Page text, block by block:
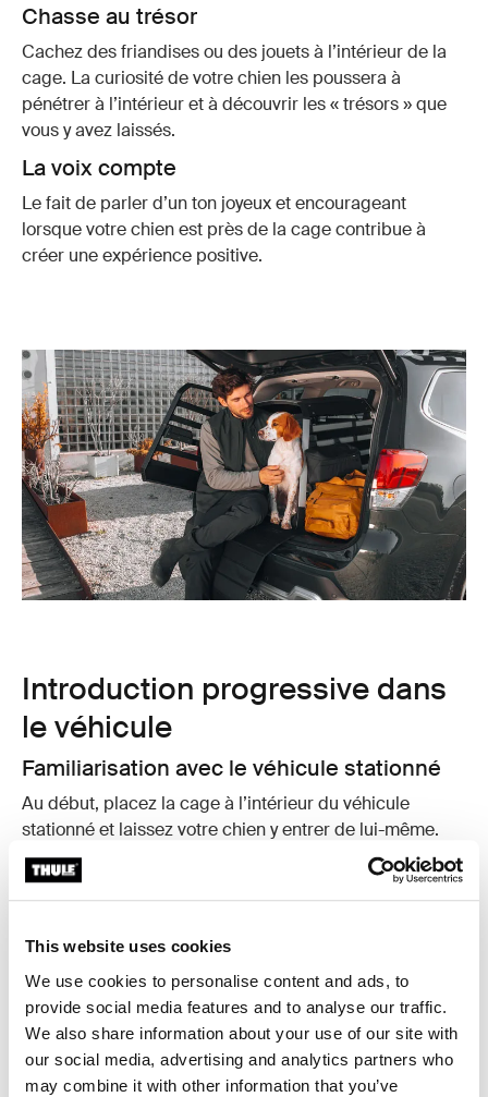
This website uses cookies
We use cookies to personalise content and ads, to
provide social media features and to analyse our traffic.
We also share information about your use of our site with
our social media, advertising and analytics partners who
may combine it with other information that you’ve
Chasse au trésor
Cachez des friandises ou des jouets à l’intérieur de la
cage. La curiosité de votre chien les poussera à
pénétrer à l’intérieur et à découvrir les « trésors » que
vous y avez laissés.
La voix compte
Le fait de parler d’un ton joyeux et encourageant
lorsque votre chien est près de la cagecontribue à
créer une expérience positive.
Introduction progressive dans
le véhicule
Familiarisation avec le véhicule stationné
Au début, placez la cageà l’intérieur du véhicule
stationné et laissez votre chien y entrer de lui-même.
Récompensez-le pour l’avoir fait.
Courtes distances
une courte promenade en véhicule de cinq minutes
dans le voisinage. Augmentez progressivement la
durée de la promenade au fil du temps.
Pauses fréquentes
Pour les trajets plus longs, assurez-vous de faire des